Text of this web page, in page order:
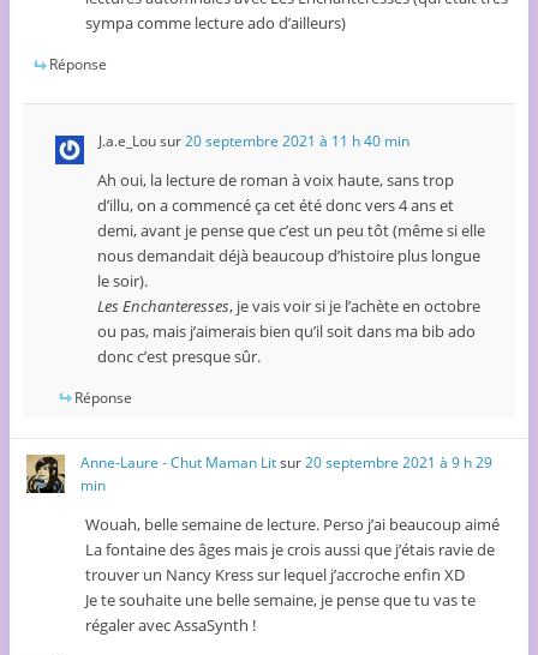
sympa comme lecture ado d’ailleurs)
Réponse
J.a.e_Lousur20 septembre 2021 à 11 h 40 min
Ah oui, la lecture de roman à voix haute, sans trop
d’illu, on a commencé ça cet été donc vers 4 ans et
demi, avant je pense que c’est un peu tôt (même si elle
nous demandait déjà beaucoup d’histoire plus longue
le soir).
Les Enchanteresses, je vais voir si je l’achète en octobre
ou pas, mais j’aimerais bien qu’il soit dans ma bib ado
donc c’est presque sûr.
Réponse
Anne-Laure - Chut Maman Litsur20 septembre 2021 à 9 h 29
min
Wouah, belle semaine de lecture. Perso j’ai beaucoup aimé
La fontaine des âges mais je crois aussi que j’étais ravie de
trouver un Nancy Kress sur lequel j’accroche enfin XD
Je te souhaite une belle semaine, je pense que tu vas te
régaler avec AssaSynth !